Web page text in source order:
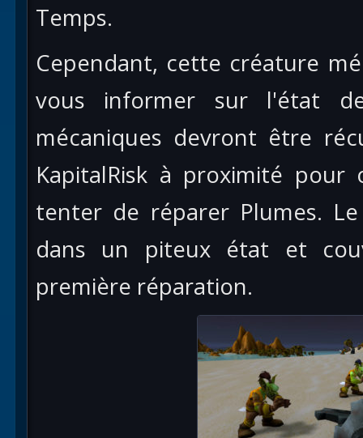
Temps.
Cependant, cette créature
vous informer sur l'état
mécaniques devront être
KapitalRisk à proximité
tenter de réparer Plumes.
dans un piteux état et
première réparation.